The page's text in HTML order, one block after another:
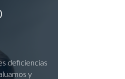
deficiencias
y